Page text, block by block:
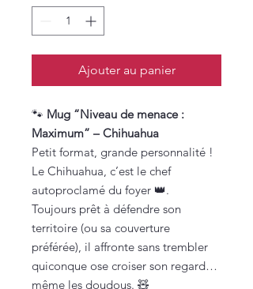
Ajouter au panier
🐾 Mug “Niveau de menace :
Maximum” – Chihuahua
Petit format, grande personnalité !
Le Chihuahua, c’est le chef
autoproclamé du foyer 👑.
Toujours prêt à défendre son
territoire (ou sa couverture
préférée), il affronte sans trembler
quiconque ose croiser son regard…
même les doudous. 🧸